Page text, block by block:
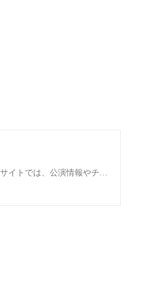
イトでは、公演情報やチ…